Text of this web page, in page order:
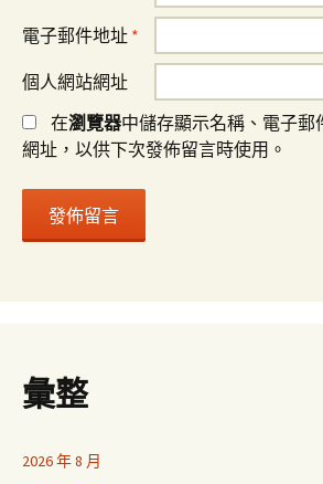
電子郵件地址 *
個人網站網址
在瀏覽器中儲存顯示名稱、電子郵
網址，以供下次發佈留言時使用。
彙整
2026 年 8 月